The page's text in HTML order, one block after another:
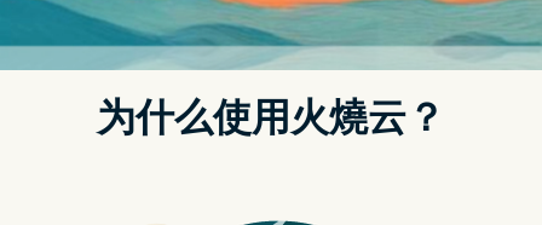
ChatGPT 就能够简单地解说了！
如果觉得 ChatGPT 解释得不够浅白，你可以追问下去，例
如说「能否再浅白一些，再多一些例子」，这样就能够更容
易让你听得明白。